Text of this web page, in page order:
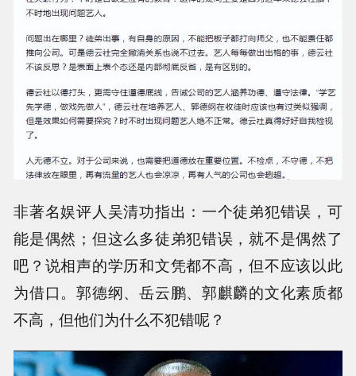
非著名娱评人吴清功指出：一个徒弟犯错误，可
能是偶然；但这么多徒弟犯错误，就不是偶然了
吧？说相声的学历和文凭都不高，但不应该以此
为借口。郭德纲、岳云鹏、郭麒麟的文化素质都
不高，但他们为什么不犯错呢？